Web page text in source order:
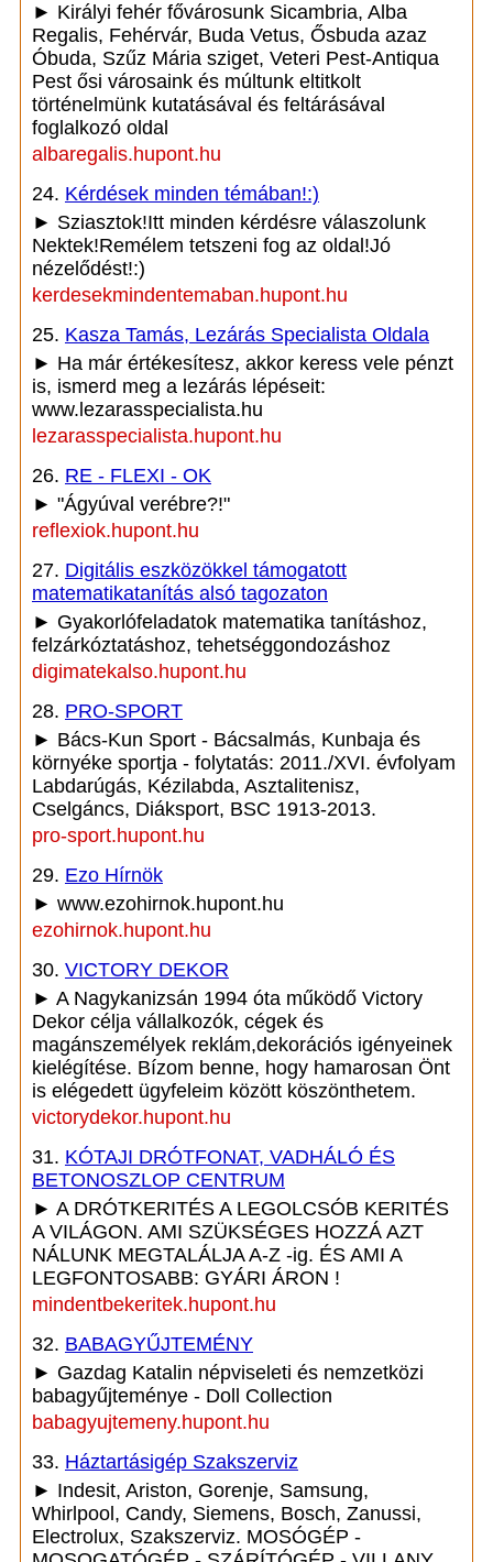
► Királyi fehér fővárosunk Sicambria, Alba
Regalis, Fehérvár, Buda Vetus, Ősbuda azaz
Óbuda, Szűz Mária sziget, Veteri Pest-Antiqua
Pest ősi városaink és múltunk eltitkolt
történelmünk kutatásával és feltárásával
foglalkozó oldal
albaregalis.hupont.hu
24. Kérdések minden témában!:)
► Sziasztok!Itt minden kérdésre válaszolunk
Nektek!Remélem tetszeni fog az oldal!Jó
nézelődést!:)
kerdesekmindentemaban.hupont.hu
25. Kasza Tamás, Lezárás Specialista Oldala
► Ha már értékesítesz, akkor keress vele pénzt
is, ismerd meg a lezárás lépéseit:
www.lezarasspecialista.hu
lezarasspecialista.hupont.hu
26. RE - FLEXI - OK
► "Ágyúval verébre?!"
reflexiok.hupont.hu
27. Digitális eszközökkel támogatott
matematikatanítás alsó tagozaton
► Gyakorlófeladatok matematika tanításhoz,
felzárkóztatáshoz, tehetséggondozáshoz
digimatekalso.hupont.hu
28. PRO-SPORT
► Bács-Kun Sport - Bácsalmás, Kunbaja és
környéke sportja - folytatás: 2011./XVI. évfolyam
Labdarúgás, Kézilabda, Asztalitenisz,
Cselgáncs, Diáksport, BSC 1913-2013.
pro-sport.hupont.hu
29. Ezo Hírnök
► www.ezohirnok.hupont.hu
ezohirnok.hupont.hu
30. VICTORY DEKOR
► A Nagykanizsán 1994 óta működő Victory
Dekor célja vállalkozók, cégek és
magánszemélyek reklám,dekorációs igényeinek
kielégítése. Bízom benne, hogy hamarosan Önt
is elégedett ügyfeleim között köszönthetem.
victorydekor.hupont.hu
31. KÓTAJI DRÓTFONAT, VADHÁLÓ ÉS
BETONOSZLOP CENTRUM
► A DRÓTKERITÉS A LEGOLCSÓB KERITÉS
A VILÁGON. AMI SZÜKSÉGES HOZZÁ AZT
NÁLUNK MEGTALÁLJA A-Z -ig. ÉS AMI A
LEGFONTOSABB: GYÁRI ÁRON !
mindentbekeritek.hupont.hu
32. BABAGYŰJTEMÉNY
► Gazdag Katalin népviseleti és nemzetközi
babagyűjteménye - Doll Collection
babagyujtemeny.hupont.hu
33. Háztartásigép Szakszerviz
► Indesit, Ariston, Gorenje, Samsung,
Whirlpool, Candy, Siemens, Bosch, Zanussi,
Electrolux, Szakszerviz. MOSÓGÉP -